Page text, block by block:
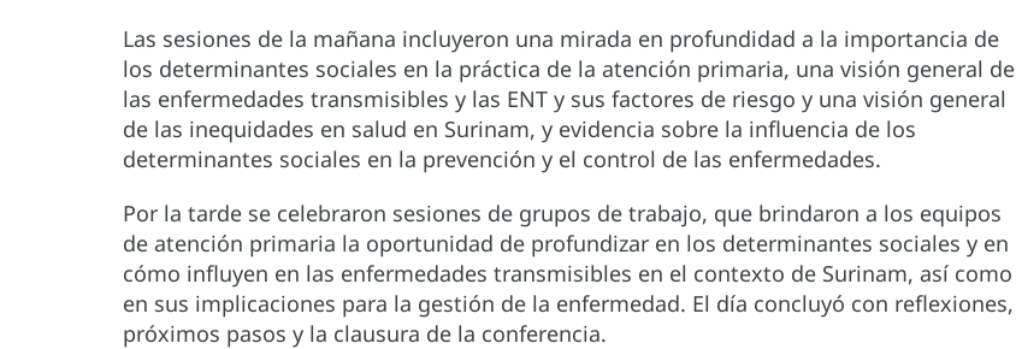
Las sesiones de la mañana incluyeron una mirada en profundidad a la importancia de
los determinantes sociales en la práctica de la atención primaria, una visión general de
las enfermedades transmisibles y las ENT y sus factores de riesgo y una visión general
de las inequidades en salud en Surinam, y evidencia sobre la influencia de los
determinantes sociales en la prevención y el control de las enfermedades.
Por la tarde se celebraron sesiones de grupos de trabajo, que brindaron a los equipos
de atención primaria la oportunidad de profundizar en los determinantes sociales y en
cómo influyen en las enfermedades transmisibles en el contexto de Surinam, así como
en sus implicaciones para la gestión de la enfermedad. El día concluyó con reflexiones,
próximos pasos y la clausura de la conferencia.